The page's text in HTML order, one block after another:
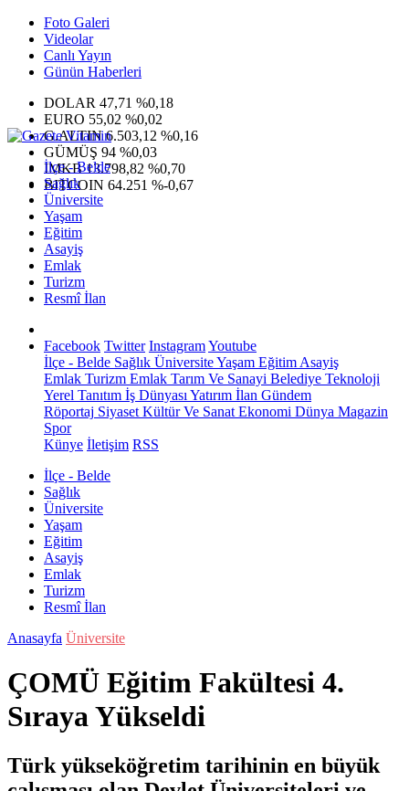
Foto Galeri
Videolar
Canlı Yayın
Günün Haberleri
DOLAR 47,71 %0,18
EURO 55,02 %0,02
G.ALTIN6.503,12 %0,16
GÜMÜŞ 94 %0,03
IMKB13.798,82 %0,70
BITCOIN 64.251 %-0,67
İlçe - Belde
Sağlık
Üniversite
Yaşam
Eğitim
Asayiş
Emlak
Turizm
Resmî İlan
Facebook Twitter InstagramYoutube
İlçe - Belde Sağlık ÜniversiteYaşam Eğitim Asayiş
Emlak Turizm Emlak Tarım Ve Sanayi Belediye Teknoloji
Yerel Tanıtım İş Dünyası Yatırım İlan Gündem
Röportaj Siyaset Kültür Ve Sanat Ekonomi Dünya Magazin
Spor
Künye İletişim RSS
İlçe - Belde
Sağlık
Üniversite
Yaşam
Eğitim
Asayiş
Emlak
Turizm
Resmî İlan
Anasayfa Üniversite
ÇOMÜ Eğitim Fakültesi 4.
Sıraya Yükseldi
Türk yükseköğretim tarihinin en büyük